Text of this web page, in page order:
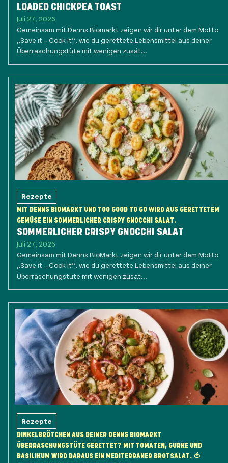
LOADED CHICKPEA TOAST
Juli 27, 2026
Gemeinsam mit Denns Biomarkt zeigen wir dir unter dem Motto
„Save it – Cook it“, wie du gerettete Lebensmittel aus deiner
Überraschungstüte mit wenigen zusät...
Rezepte
MIT DENNS BIOMARKT UND TOO GOOD TO GO WIRD AUS GERETTETEM
GEMÜSE EIN SOMMERLICHER CRISPY GNOCCHI SALAT.
SOMMERLICHER CRISPY GNOCCHI SALAT
Juli 27, 2026
Gemeinsam mit Denns BioMarkt zeigen wir dir unter dem Motto
„Save it – Cook it“, wie du gerettete Lebensmittel aus deiner
Überraschungstüte mit wenigen zusät...
Rezepte
DINKELBRÖTCHEN AUS DEINER DENNS BIOMARKT
ÜBERRASCHUNGSTÜTE GERETTET? MIT TOMATEN, GURKE UND
BASILIKUM WIRD DARAUS EIN MEDITERRANER BROTSALAT. 🍅